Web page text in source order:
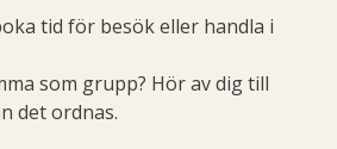
tid för besök eller handla i
som grupp? Hör av dig till
det ordnas.